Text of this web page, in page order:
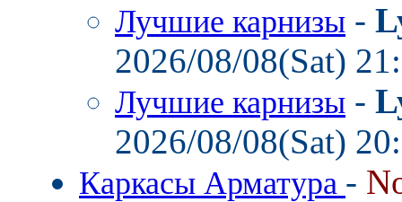
Лучшие карнизы -
2026/08/08(Sat)
Лучшие карнизы -
2026/08/08(Sat)
Каркасы Арматура -